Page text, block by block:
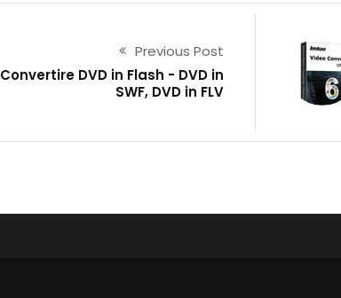
Previous Post
Convertire DVD in Flash - DVD in
SWF, DVD in FLV